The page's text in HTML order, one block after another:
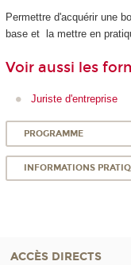
Permettre d'acquérir une
base et la mettre en
Voir aussi les
Juriste d'entreprise
PROGRAMME
INFORMATIONS
ACCÈS DIRECTS